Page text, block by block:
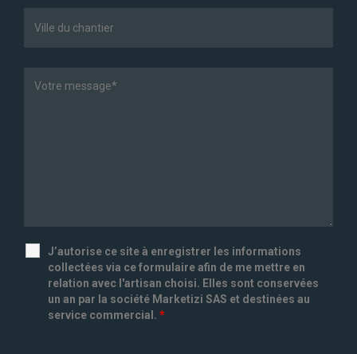
J’autorise ce site à enregistrer les informations
collectées via ce formulaire afin de me mettre en
relation avec l'artisan choisi. Elles sont conservées
un an par la société Marketizi SAS et destinées au
service commercial. *